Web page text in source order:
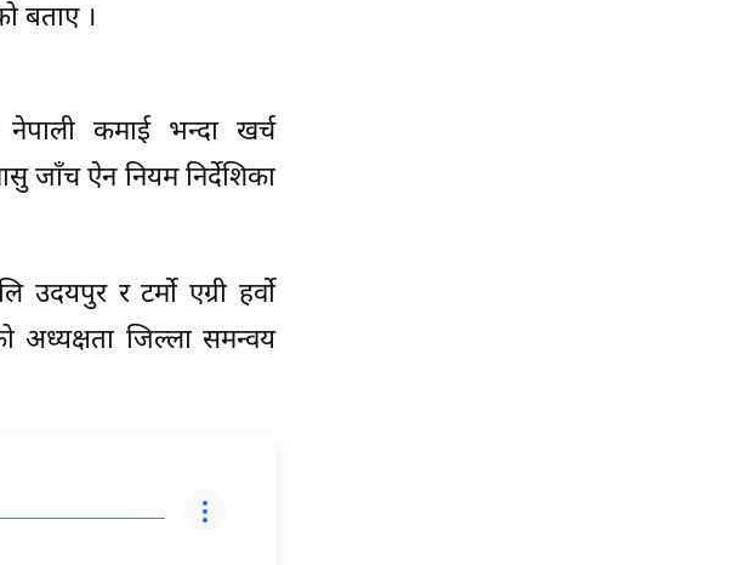
बताए ।
नेपाली कमाई भन्दा खर्च
जाँच ऐन नियम निर्देशिका
र टर्मो एग्री हर्वो
अध्यक्षता जिल्ला समन्वय